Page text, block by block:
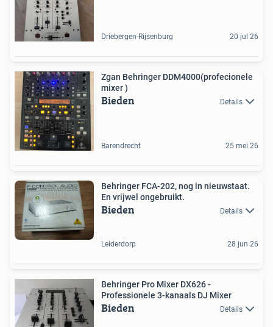
Driebergen-Rijsenburg 20 jul 26
Zgan Behringer DDM4000(profecionele
mixer )
Bieden Details
Barendrecht 25 mei 26
Behringer FCA-202, nog in nieuwstaat.
En vrijwel ongebruikt.
Bieden Details
Leiderdorp 28 jun 26
Behringer Pro Mixer DX626 -
Professionele 3-kanaals DJ Mixer
Bieden Details